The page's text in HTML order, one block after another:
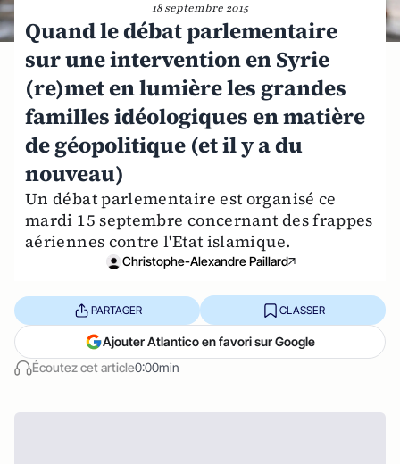
18 septembre 2015
Quand le débat parlementaire
sur une intervention en Syrie
(re)met en lumière les grandes
familles idéologiques en matière
de géopolitique (et il y a du
nouveau)
Un débat parlementaire est organisé ce
mardi 15 septembre concernant des frappes
aériennes contre l'Etat islamique.
Christophe-Alexandre Paillard
Écoutez cet article0:00min
PARTAGER CLASSER
Ajouter Atlantico en favori sur Google